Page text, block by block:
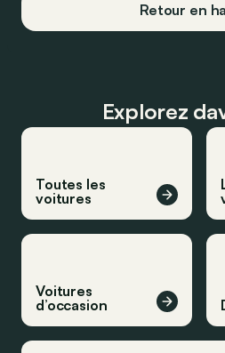
Retour en
Explorez
Toutes les
voitures
Voitures
d’occasion